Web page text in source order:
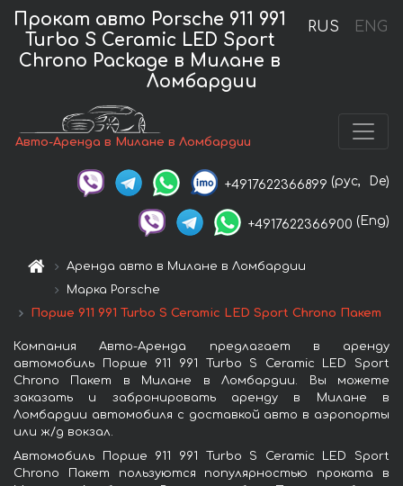
RUS ENG
Прокат авто Porsche 911 991
Turbo S Ceramic LED Sport
Chrono Package в Милане в
Ломбардии
Авто-Аренда в Милане в Ломбардии
+4917622366899 (рус, De)
+4917622366900 (Eng)
Аренда авто в Милане в Ломбардии
Марка Porsche
Порше 911 991 Turbo S Ceramic LED Sport Chrono Пакет
Компания Авто-Аренда предлагает в аренду
автомобиль Порше 911 991 Turbo S Ceramic LED Sport
Chrono Пакет в Милане в Ломбардии. Вы можете
заказать и забронировать аренду в Милане в
Ломбардии автомобиля с доставкой авто в аэропорты
или ж/д вокзал.
Автомобиль Порше 911 991 Turbo S Ceramic LED Sport
Chrono Пакет пользуются популярностью проката в